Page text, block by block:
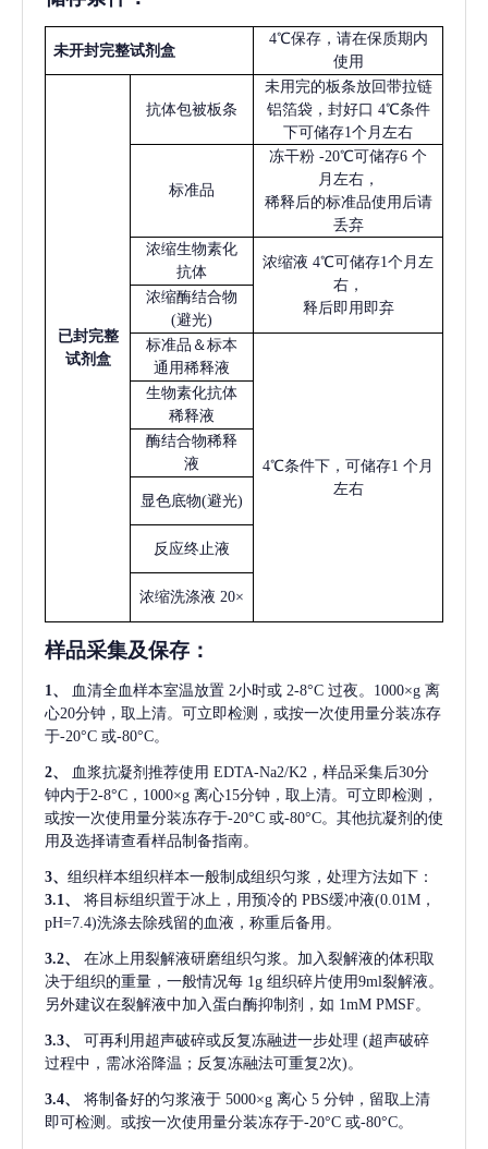
未开封完整试剂盒
4℃保存，请在保质期内
使用
已封完整
试剂盒
抗体包被板条
未用完的板条放回带拉链
铝箔袋，封好口 4℃条件
下可储存1个月左右
标准品
冻干粉 -20℃可储存6 个
月左右，
稀释后的标准品使用后请
丢弃
浓缩生物素化
抗体
浓缩液 4℃可储存1个月左
右，
释后即用即弃
浓缩酶结合物
(避光)
标准品＆标本
通用稀释液
4℃条件下，可储存1 个月
左右
生物素化抗体
稀释液
酶结合物稀释
液
显色底物(避光)
反应终止液
浓缩洗涤液 20×
样品采集及保存 ：
1、 血清全血样本室温放置 2小时或 2-8°C 过夜。1000×g 离
心20分钟，取上清。可立即检测，或按一次使用量分装冻存
于-20°C 或-80°C。
2、 血浆抗凝剂推荐使用 EDTA-Na2/K2，样品采集后30分
钟内于2-8°C，1000×g 离心15分钟，取上清。可立即检测，
或按一次使用量分装冻存于-20°C 或-80°C。其他抗凝剂的使
用及选择请查看样品制备指南。
3、 组织样本组织样本一般制成组织匀浆，处理方法如下：
3.1、
将目标组织置于冰上，用预冷的 PBS缓冲液(0.01M，
pH=7.4)洗涤去除残留的血液，称重后备用。
3.2、
在冰上用裂解液研磨组织匀浆。加入裂解液的体积取
决于组织的重量，一般情况每 1g 组织碎片使用9ml裂解液。
另外建议在裂解液中加入蛋白酶抑制剂，如 1mM PMSF。
3.3、 可再利用超声破碎或反复冻融进一步处理 (超声破碎
过程中，需冰浴降温；反复冻融法可重复2次)。
3.4、 将制备好的匀浆液于 5000×g 离心 5 分钟，留取上清
即可检测。或按一次使用量分装冻存于-20°C 或-80°C。